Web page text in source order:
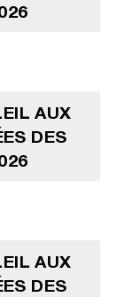
AUX
DES
AUX
DES